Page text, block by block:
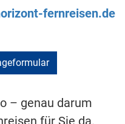
fernreisen.de
– genau darum